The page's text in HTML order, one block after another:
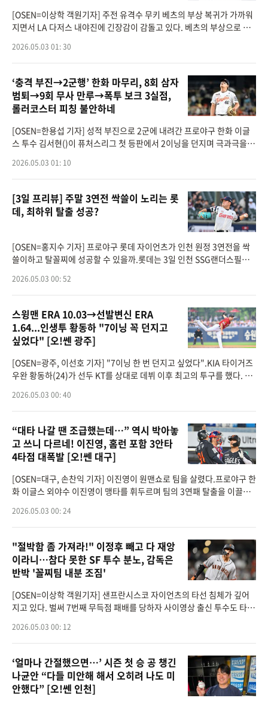
[OSEN=이상학 객원기자] 주전 유격수 무키 베츠의 부상 복귀가 가까워
지면서 LA 다저스 내야진에 긴장감이 감돌고 있다. 베츠의 부상으로 콜
이라는 전망까지
2026.05.03 01: 30
‘충격 부진→2군행’ 한화 마무리, 8회 삼자
범퇴→9회 무사 만루→폭투 보크 3실점,
롤러코스터 피칭 불안하네
[OSEN=한용섭 기자] 성적 부진으로 2군에 내려간 프로야구 한화 이글
스 투수 김서현()이 퓨처스리그 첫 등판에서 2이닝을 던지며 극과극을
026 퓨처스리그 두
2026.05.03 01: 10
[3일 프리뷰] 주말 3연전 싹쓸이 노리는 롯
데, 최하위 탈출 성공?
[OSEN=홍지수 기자] 프로야구 롯데 자이언츠가 인천 원정 3연전을 싹
쓸이하고 탈꼴찌에 성공할 수 있을까.롯데는 3일 인천 SSG랜더스필드
치른다. 지난 5경기 상대 전적은
2026.05.03 00: 52
스윙맨 ERA 10.03→선발변신 ERA
1.64...인생투 황동하 "7이닝 꼭 던지고
싶었다" [오!쎈 광주]
[OSEN=광주, 이선호 기자] "7이닝 한 번 던지고 싶었다".KIA 타이거즈
우완 황동하(24)가 선두 KT를 상대로 데뷔 이후 최고의 투구를 했다. 2
마운드를 굳
2026.05.03 00: 40
“대타 나갈 땐 조급했는데…” 역시 박아놓
고 쓰니 다르네! 이진영, 홈런 포함 3안타
4타점 대폭발 [오!쎈 대구]
[OSEN=대구, 손찬익 기자] 이진영이 원맨쇼로 팀을 살렸다.프로야구 한
화 이글스 외야수 이진영이 맹타를 휘두르며 팀의 3연패 탈출을 이끌었
의 원정 경기에
2026.05.03 00: 24
"절박함 좀 가져라!" 이정후 빼고 다 재앙
이라니…참다 못한 SF 투수 분노, 감독은
반박 '꼴찌팀 내분 조짐'
[OSEN=이상학 객원기자] 샌프란시스코 자이언츠의 타선 침체가 깊어
지고 있다. 벌써 7번째 무득점 패배를 당하자 사이영상 출신 투수도 타자
베이 레이스와의
2026.05.03 00: 12
‘얼마나 간절했으면…’ 시즌 첫 승 공 챙긴
나균안 “다들 미안해 해서 오히려 나도 미
안했다” [오!쎈 인천]